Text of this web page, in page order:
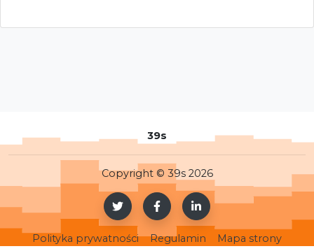
39s
Copyright © 39s 2026
Polityka prywatności Regulamin Mapa strony